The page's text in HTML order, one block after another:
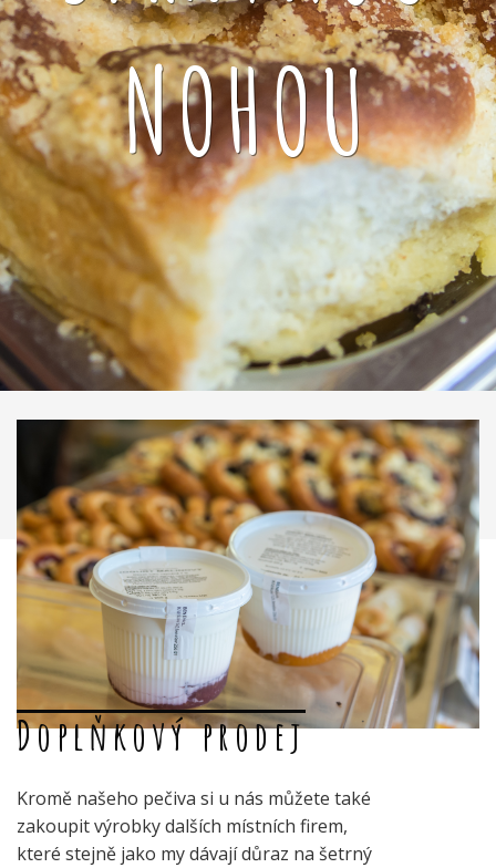
NOHOU
Doplňkový prodej
Kromě našeho pečiva si u nás můžete také
zakoupit výrobky dalších místních firem,
které stejně jako my dávají důraz na šetrný